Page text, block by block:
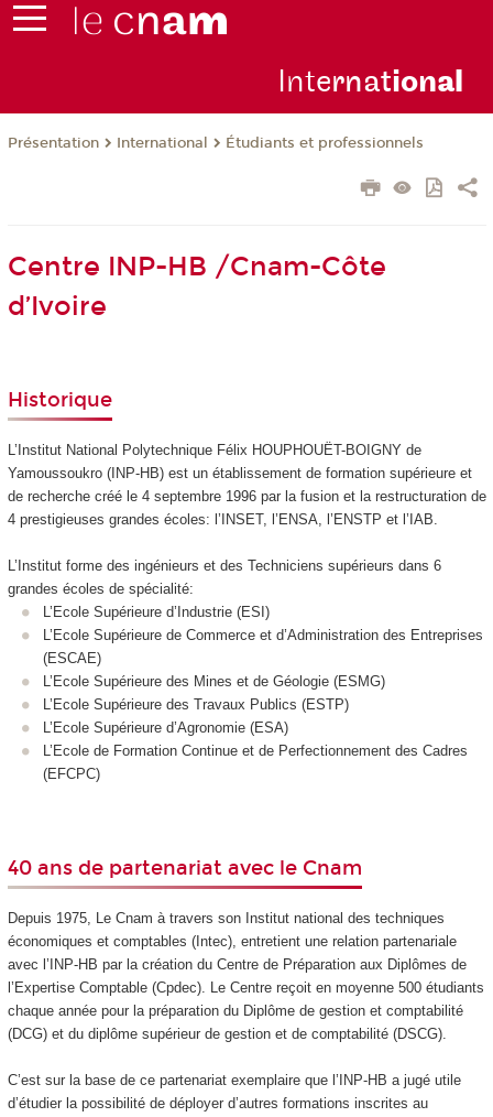
International
Présentation International Étudiants et professionnels
Centre INP-HB /Cnam-Côte
d’Ivoire
Historique
L’Institut National Polytechnique Félix HOUPHOUËT-BOIGNY de
Yamoussoukro (INP-HB) est un établissement de formation supérieure et
de recherche créé le 4 septembre 1996 par la fusion et la restructuration de
4 prestigieuses grandes écoles: l’INSET, l’ENSA, l’ENSTP et l’IAB.
L’Institut forme des ingénieurs et des Techniciens supérieurs dans 6
grandes écoles de spécialité:
L’Ecole Supérieure d’Industrie (ESI)
L’Ecole Supérieure de Commerce et d’Administration des Entreprises
(ESCAE)
L’Ecole Supérieure des Mines et de Géologie (ESMG)
L’Ecole Supérieure des Travaux Publics (ESTP)
L’Ecole Supérieure d’Agronomie (ESA)
L’Ecole de Formation Continue et de Perfectionnement des Cadres
(EFCPC)
40 ans de partenariat avec le Cnam
Depuis 1975, Le Cnam à travers son Institut national des techniques
économiques et comptables (Intec), entretient une relation partenariale
avec l’INP-HB par la création du Centre de Préparation aux Diplômes de
l’Expertise Comptable (Cpdec). Le Centre reçoit en moyenne 500 étudiants
chaque année pour la préparation du Diplôme de gestion et comptabilité
(DCG) et du diplôme supérieur de gestion et de comptabilité (DSCG).
C’est sur la base de ce partenariat exemplaire que l’INP-HB a jugé utile
d’étudier la possibilité de déployer d’autres formations inscrites au